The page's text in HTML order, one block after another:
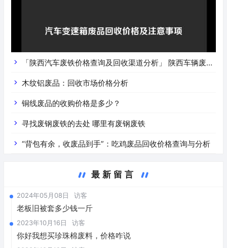
「陕西汽车废铁价格查询及回收渠道分析」 陕西车辆废铁
价是什么
木纹铝废品：回收市场价格分析
铜线废品的收购价格是多少？
寻找废钢废铁的去处 哪里有废钢废铁
“背包有余，收废品到手”：吃鸡废品回收价格查询与分析
最新留言
2024年05月08日 访客
老板旧被套多少钱一斤
2023年10月16日 访客
你好我想买珍珠棉废料，价格咋说